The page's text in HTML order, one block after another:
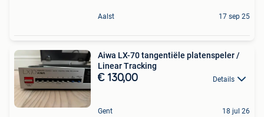
Aalst 17 sep 25
Aiwa LX-70 tangentiële platenspeler /
Linear Tracking
€ 130,00 Details
Gent 18 jul 26